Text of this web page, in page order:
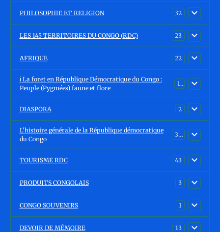
PHILOSOPHIE ET RELIGION 32
LES 145 TERRITOIRES DU CONGO (RDC) 23
AFRIQUE 22
ℹ️ La foret en République Démocratique du Congo :
Peuple (Pygmées) faune et flore
15
DIASPORA 2
L'histoire générale de la République démocratique
du Congo
30
TOURISME RDC 43
PRODUITS CONGOLAIS 3
CONGO SOUVENIRS 1
DEVOIR DE MÉMOIRE 13